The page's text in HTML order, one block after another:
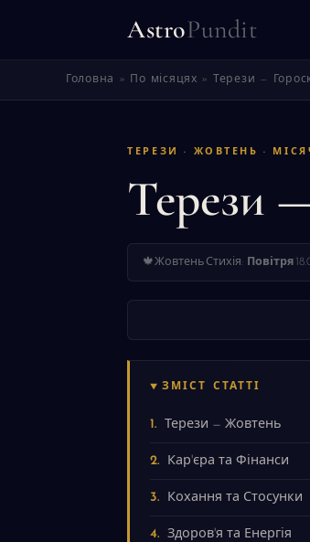
AstroPundit
Головна » По місяцях » Терези —
ТЕРЕЗИ · ЖОВТЕНЬ ·
Терези
🍁Жовтень Стихія: Повітря
ЗМІСТ СТАТТІ
Терези — Жовтень
Кар'єра та Фінанси
Кохання та Стосунки
Здоров'я та Енергія